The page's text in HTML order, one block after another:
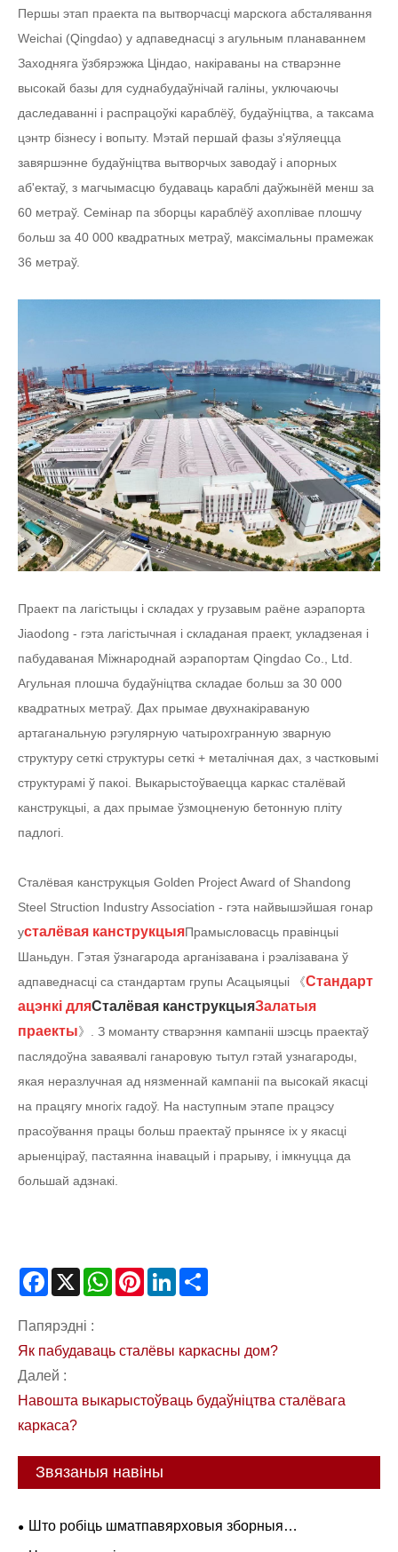
Першы этап праекта па вытворчасці марскога абсталявання
Weichai (Qingdao) у адпаведнасці з агульным планаваннем
Заходняга ўзбярэжжа Ціндао, накіраваны на стварэнне
высокай базы для суднабудаўнічай галіны, уключаючы
даследаванні і распрацоўкі караблёў, будаўніцтва, а таксама
цэнтр бізнесу і вопыту. Мэтай першай фазы з'яўляецца
завяршэнне будаўніцтва вытворчых заводаў і апорных
аб'ектаў, з магчымасцю будаваць караблі даўжынёй менш за
60 метраў. Семінар па зборцы караблёў ахоплівае плошчу
больш за 40 000 квадратных метраў, максімальны прамежак
36 метраў.
Праект па лагістыцы і складах у грузавым раёне аэрапорта
Jiaodong - гэта лагістычная і складаная праект, укладзеная і
пабудаваная Міжнароднай аэрапортам Qingdao Co., Ltd.
Агульная плошча будаўніцтва складае больш за 30 000
квадратных метраў. Дах прымае двухнакіраваную
артаганальную рэгулярную чатырохгранную зварную
структуру сеткі структуры сеткі + металічная дах, з частковымі
структурамі ў пакоі. Выкарыстоўваецца каркас сталёвай
канструкцыі, а дах прымае ўзмоцненую бетонную пліту
падлогі.
Сталёвая канструкцыя Golden Project Award of Shandong
Steel Struction Industry Association - гэта найвышэйшая гонар
усталёвая канструкцыяПрамысловасць правінцыі
Шаньдун. Гэтая ўзнагарода арганізавана і рэалізавана ў
адпаведнасці са стандартам групы Асацыяцыі 《Стандарт
ацэнкі дляСталёвая канструкцыяЗалатыя
праекты》. З моманту стварэння кампаніі шэсць праектаў
паслядоўна заваявалі ганаровую тытул гэтай узнагароды,
якая неразлучная ад нязменнай кампаніі па высокай якасці
на працягу многіх гадоў. На наступным этапе працэсу
прасоўвання працы больш праектаў прынясе іх у якасці
арыенціраў, пастаянна інавацый і прарыву, і імкнуцца да
большай адзнакі.
Facebook
X WhatsAppPinterestLinkedIn
Папярэдні :
Як пабудаваць сталёвы каркасны дом?
Далей :
Навошта выкарыстоўваць будаўніцтва сталёвага
каркаса?
Звязаныя навіны
Што робіць шматпавярховыя зборныя
кантэйнерныя дамы ідэальнымі для камерцыйных і